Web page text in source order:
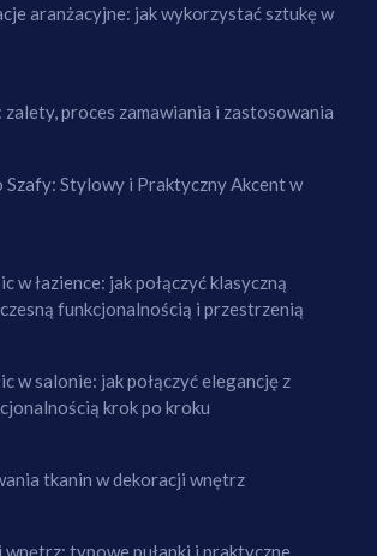
aranżacyjne: jak wykorzystać sztukę w
zalety, proces zamawiania i zastosowania
Szafy: Stylowy i Praktyczny Akcent w
w łazience: jak połączyć klasyczną
funkcjonalnością i przestrzenią
w salonie: jak połączyć elegancję z
krok po kroku
tkanin w dekoracji wnętrz
wnętrz: typowe pułapki i praktyczne